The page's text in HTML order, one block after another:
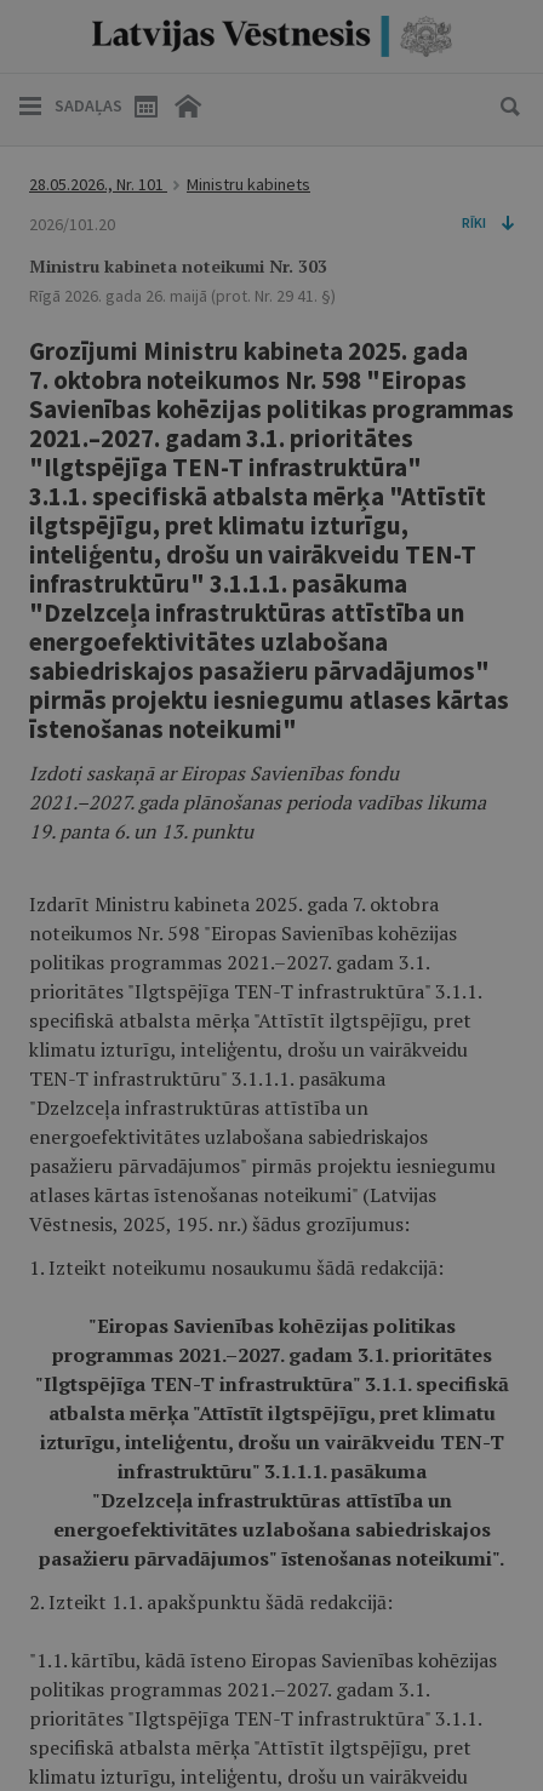
SADAĻAS
28.05.2026., Nr. 101
Ministru kabinets
2026/101.20
RĪKI
Ministru kabineta noteikumi Nr. 303
Rīgā 2026. gada 26. maijā (prot. Nr. 29 41. §)
Grozījumi Ministru kabineta 2025. gada
7. oktobra noteikumos Nr. 598 "Eiropas
Savienības kohēzijas politikas programmas
2021.–2027. gadam 3.1. prioritātes
"Ilgtspējīga TEN-T infrastruktūra"
3.1.1. specifiskā atbalsta mērķa "Attīstīt
ilgtspējīgu, pret klimatu izturīgu,
inteliģentu, drošu un vairākveidu TEN-T
infrastruktūru" 3.1.1.1. pasākuma
"Dzelzceļa infrastruktūras attīstība un
energoefektivitātes uzlabošana
sabiedriskajos pasažieru pārvadājumos"
pirmās projektu iesniegumu atlases kārtas
īstenošanas noteikumi"
Izdoti saskaņā ar Eiropas Savienības fondu
2021.–2027. gada plānošanas perioda vadības likuma
19. panta 6. un 13. punktu
Izdarīt Ministru kabineta 2025. gada 7. oktobra
noteikumos Nr. 598 "Eiropas Savienības kohēzijas
politikas programmas 2021.–2027. gadam 3.1.
prioritātes "Ilgtspējīga TEN-T infrastruktūra" 3.1.1.
specifiskā atbalsta mērķa "Attīstīt ilgtspējīgu, pret
klimatu izturīgu, inteliģentu, drošu un vairākveidu
TEN-T infrastruktūru" 3.1.1.1. pasākuma
"Dzelzceļa infrastruktūras attīstība un
energoefektivitātes uzlabošana sabiedriskajos
pasažieru pārvadājumos" pirmās projektu iesniegumu
atlases kārtas īstenošanas noteikumi" (Latvijas
Vēstnesis, 2025, 195. nr.) šādus grozījumus:
1. Izteikt noteikumu nosaukumu šādā redakcijā:
"Eiropas Savienības kohēzijas politikas
programmas 2021.–2027. gadam 3.1. prioritātes
"Ilgtspējīga TEN-T infrastruktūra" 3.1.1. specifiskā
atbalsta mērķa "Attīstīt ilgtspējīgu, pret klimatu
izturīgu, inteliģentu, drošu un vairākveidu TEN-T
infrastruktūru" 3.1.1.1. pasākuma
"Dzelzceļa infrastruktūras attīstība un
energoefektivitātes uzlabošana sabiedriskajos
pasažieru pārvadājumos" īstenošanas noteikumi".
2. Izteikt 1.1. apakšpunktu šādā redakcijā:
"1.1. kārtību, kādā īsteno Eiropas Savienības kohēzijas
politikas programmas 2021.–2027. gadam 3.1.
prioritātes "Ilgtspējīga TEN-T infrastruktūra" 3.1.1.
specifiskā atbalsta mērķa "Attīstīt ilgtspējīgu, pret
klimatu izturīgu, inteliģentu, drošu un vairākveidu